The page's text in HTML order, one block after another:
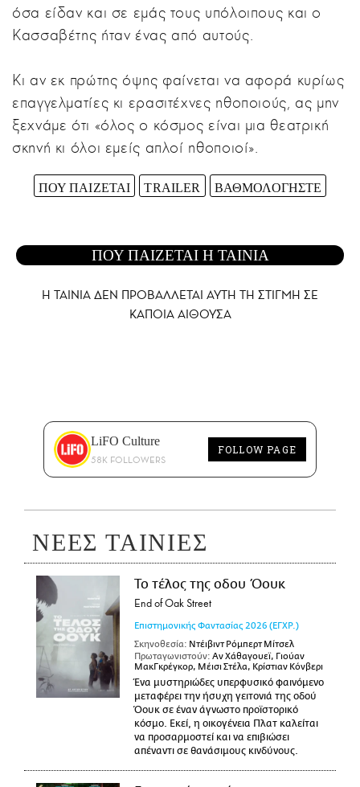
όσα είδαν και σε εμάς τους υπόλοιπους και ο
Κασσαβέτης ήταν ένας από αυτούς.
Κι αν εκ πρώτης όψης φαίνεται να αφορά κυρίως
επαγγελματίες κι ερασιτέχνες ηθοποιούς, ας μην
ξεχνάμε ότι «όλος ο κόσμος είναι μια θεατρική
σκηνή κι όλοι εμείς απλοί ηθοποιοί».
ΠΟΥ ΠΑΙΖΕΤΑΙ TRAILER ΒΑΘΜΟΛΟΓΗΣΤΕ
ΠΟΥ ΠΑΙΖΕΤΑΙ Η ΤΑΙΝΙΑ
Η ΤΑΙΝΙΑ ΔΕΝ ΠΡΟΒΑΛΛΕΤΑΙ AYTH ΤΗ ΣΤΙΓΜΗ ΣΕ
ΚΑΠΟΙΑ ΑΙΘΟΥΣΑ
LiFO Culture
58K FOLLOWERS
FOLLOW PAGE
ΝΕΕΣ ΤΑΙΝΙΕΣ
Το τέλος της οδου Όουκ
End of Oak Street
Επιστημονικής Φαντασίας 2026 (ΕΓΧΡ.)
Σκηνοθεσία: Ντέιβιντ Ρόμπερτ Μίτσελ
Πρωταγωνιστούν: Αν Χάθαγουεϊ, Γιούαν
ΜακΓκρέγκορ, Μέισι Στέλα, Κρίστιαν Κόνβερι
Ένα μυστηριώδες υπερφυσικό φαινόμενο
μεταφέρει την ήσυχη γειτονιά της οδού
Όουκ σε έναν άγνωστο προϊστορικό
κόσμο. Εκεί, η οικογένεια Πλατ καλείται
να προσαρμοστεί και να επιβιώσει
απέναντι σε θανάσιμους κινδύνους.